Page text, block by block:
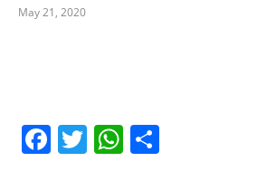
May 21, 2020
Facebook
TwitterWhatsApp